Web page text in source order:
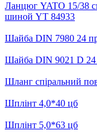
Ланцюг YATO 15/38
шиной YT 84933
Шайба DIN 7980 24
Шайба DIN 9021 D 24
Шланг спіральний
Шплінт 4,0*40 цб
Шплінт 5,0*63 цб